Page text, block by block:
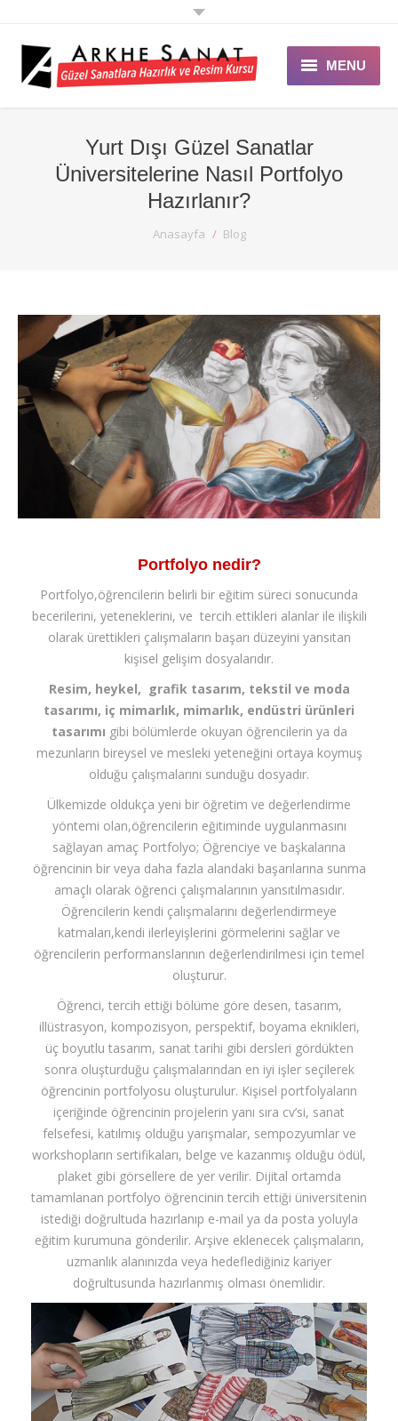
MENU
ARKHE SANAT
EĞİTİMLER
GALERİ
ETKİNLİK
DUYURULAR
BLOG
İLETİŞİM
Yurt Dışı Güzel Sanatlar
Üniversitelerine Nasıl Portfolyo
Hazırlanır?
Anasayfa Blog
Portfolyo nedir?
Portfolyo,öğrencilerin belirli bir eğitim süreci sonucunda
becerilerini, yeteneklerini, ve tercih ettikleri alanlar ile ilişkili
olarak ürettikleri çalışmaların başarı düzeyini yansıtan
kişisel gelişim dosyalarıdır.
Resim, heykel, grafik tasarım, tekstil ve moda
tasarımı, iç mimarlık, mimarlık, endüstri ürünleri
tasarımı gibi bölümlerde okuyan öğrencilerin ya da
mezunların bireysel ve mesleki yeteneğini ortaya koymuş
olduğu çalışmalarını sunduğu dosyadır.
Ülkemizde oldukça yeni bir öğretim ve değerlendirme
yöntemi olan,öğrencilerin eğitiminde uygulanmasını
sağlayan amaç Portfolyo; Öğrenciye ve başkalarına
öğrencinin bir veya daha fazla alandaki başarılarına sunma
amaçlı olarak öğrenci çalışmalarının yansıtılmasıdır.
Öğrencilerin kendi çalışmalarını değerlendirmeye
katmaları,kendi ilerleyişlerini görmelerini sağlar ve
öğrencilerin performanslarının değerlendirilmesi için temel
oluşturur.
Öğrenci, tercih ettiği bölüme göre desen, tasarım,
illüstrasyon, kompozisyon, perspektif, boyama eknikleri,
üç boyutlu tasarım, sanat tarihi gibi dersleri gördükten
sonra oluşturduğu çalışmalarından en iyi işler seçilerek
öğrencinin portfolyosu oluşturulur. Kişisel portfolyaların
içeriğinde öğrencinin projelerin yanı sıra cv’si, sanat
felsefesi, katılmış olduğu yarışmalar, sempozyumlar ve
workshopların sertifikaları, belge ve kazanmış olduğu ödül,
plaket gibi görsellere de yer verilir. Dijital ortamda
tamamlanan portfolyo öğrencinin tercih ettiği üniversitenin
istediği doğrultuda hazırlanıp e-mail ya da posta yoluyla
eğitim kurumuna gönderilir. Arşive eklenecek çalışmaların,
uzmanlık alanınızda veya hedeflediğiniz kariyer
doğrultusunda hazırlanmış olması önemlidir.